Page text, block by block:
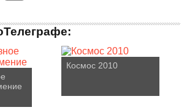
Космос 2010